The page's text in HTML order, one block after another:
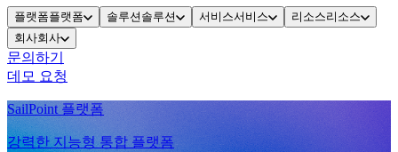
플랫폼플랫폼 솔루션 솔루션 서비스서비스 리소스리소스
회사회사
문의하기
데모 요청
SailPoint 플랫폼
강력한 지능형 통합 플랫폼